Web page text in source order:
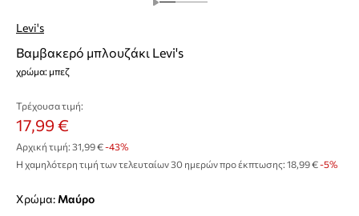
Levi's
Βαμβακερό μπλουζάκι Levi's
χρώμα: μπεζ
Τρέχουσα τιμή:
17,99 €
Αρχική τιμή: 31,99 €-43%
Η χαμηλότερη τιμή των τελευταίων 30 ημερών προ έκπτωσης: 18,99 € -5%
Χρώμα: μαύρο